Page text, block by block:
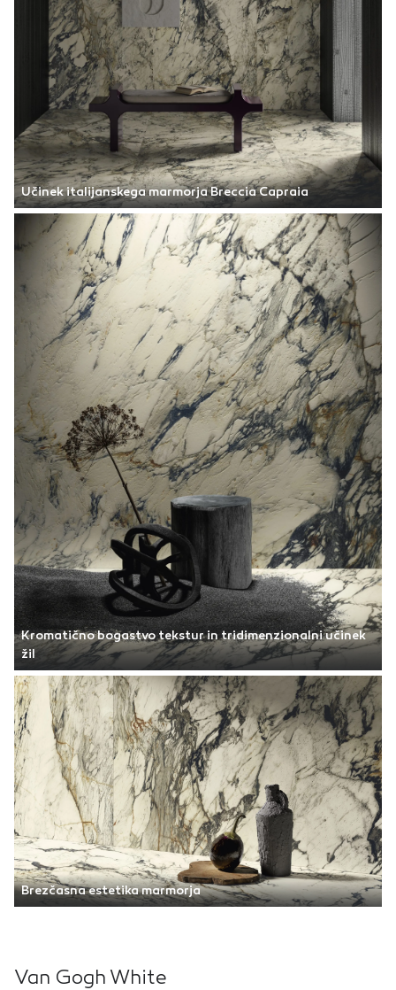
Učinek italijanskega marmorja Breccia Capraia
Kromatično bogastvo tekstur in tridimenzionalni učinek
žil
Brezčasna estetika marmorja
Van Gogh White